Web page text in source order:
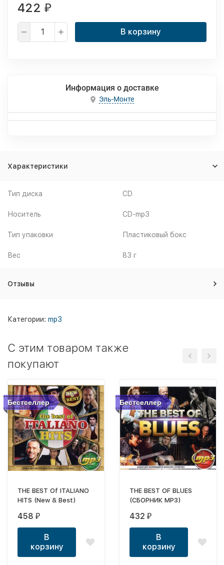
422 ₽
В корзину
Информация о доставке
Эль-Монте
Характеристики
Тип диска CD
Носитель CD-mp3
Тип упаковки Пластиковый бокс
Вес 83 г
Отзывы
Категории: mp3
C этим товаром также
покупают
Бестселлер
THE BEST Of ITALIANO
HITS (New & Best)
458 ₽
В
корзину
Бестселлер
THE BEST OF BLUES
(СБОРНИК MP3)
432 ₽
В
корзину